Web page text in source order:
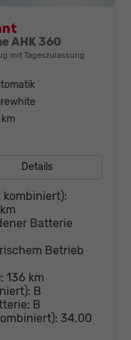
AHK 360
mit Tageszulassung
km
Details
Batterie
Betrieb
136 km
B
B
34,00